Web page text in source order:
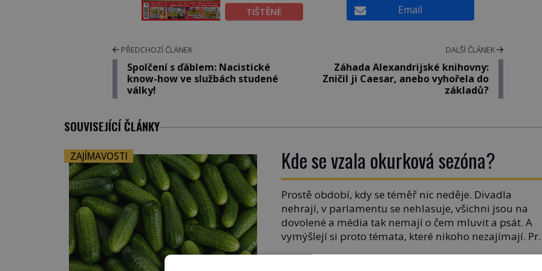
TIŠTĚNÉ
Email
PŘEDCHOZÍ ČLÁNEK
Spolčení s ďáblem: Nacistické
know-how ve službách studené
války!
DALŠÍ ČLÁNEK
Záhada Alexandrijské knihovny:
Zničil ji Caesar, anebo vyhořela do
základů?
SOUVISEJÍCÍ ČLÁNKY
ZAJÍMAVOSTI Kde se vzala okurková sezóna?
Prostě období, kdy se téměř nic neděje. Divadla
nehrají, v parlamentu se nehlasuje, všichni jsou na
dovolené a média tak nemají o čem mluvit a psát. A
vymýšlejí si proto témata, které nikoho nezajímají.